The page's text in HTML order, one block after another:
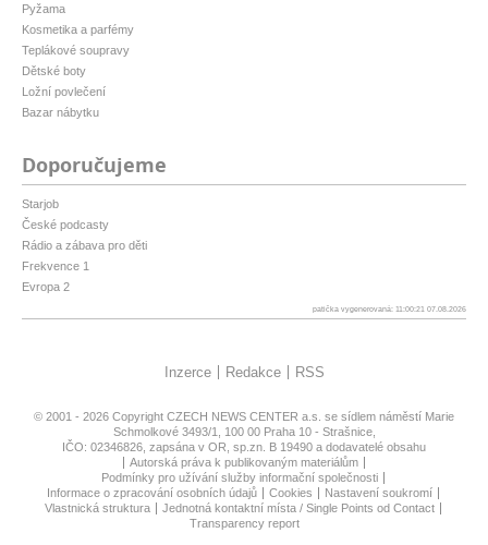
Pyžama
Kosmetika a parfémy
Teplákové soupravy
Dětské boty
Ložní povlečení
Bazar nábytku
Doporučujeme
Starjob
České podcasty
Rádio a zábava pro děti
Frekvence 1
Evropa 2
patička vygenerovaná: 11:00:21 07.08.2026
Inzerce Redakce RSS
© 2001 - 2026 Copyright CZECH NEWS CENTER a.s. se sídlem náměstí Marie
Schmolkové 3493/1, 100 00 Praha 10 - Strašnice,
IČO: 02346826, zapsána v OR, sp.zn. B 19490 a dodavatelé obsahu
Autorská práva k publikovaným materiálům
Podmínky pro užívání služby informační společnosti
Informace o zpracování osobních údajů
Cookies
Nastavení soukromí
Vlastnická struktura
Jednotná kontaktní místa / Single Points od Contact
Transparency report